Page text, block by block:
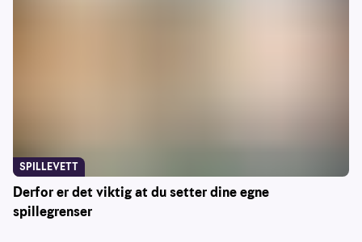
Derfor er det viktig at du setter dine egne
spillegrenser
SPILLEVETT